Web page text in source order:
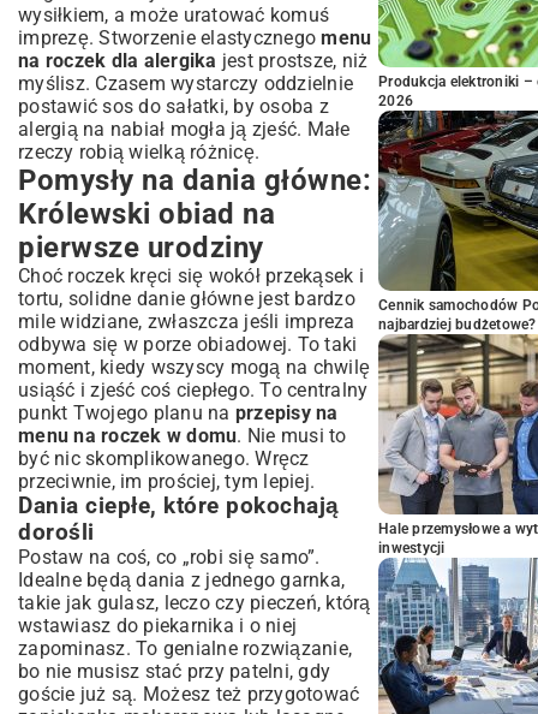
wysiłkiem, a może uratować komuś
imprezę. Stworzenie elastycznegomenu
na roczek dla alergika jest prostsze, niż
myślisz. Czasem wystarczy oddzielnie
postawić sos do sałatki, by osoba z
alergią na nabiał mogła ją zjeść. Małe
rzeczy robią wielką różnicę.
Pomysły na dania główne:
Królewski obiad na
pierwsze urodziny
Choć roczek kręci się wokół przekąsek i
tortu, solidne danie główne jest bardzo
mile widziane, zwłaszcza jeśli impreza
odbywa się w porze obiadowej. To taki
moment, kiedy wszyscy mogą na chwilę
usiąść i zjeść coś ciepłego. To centralny
punkt Twojego planu na przepisy na
menu na roczek w domu. Nie musi to
być nic skomplikowanego. Wręcz
przeciwnie, im prościej, tym lepiej.
Dania ciepłe, które pokochają
dorośli
Postaw na coś, co „robi się samo”.
Idealne będą dania z jednego garnka,
takie jak gulasz, leczo czy pieczeń, którą
wstawiasz do piekarnika i o niej
zapominasz. To genialne rozwiązanie,
bo nie musisz stać przy patelni, gdy
goście już są. Możesz też przygotować
Produkcja elektroniki –
2026
Cennik samochodów
najbardziej budżetowe?
Hale przemysłowe a
inwestycji